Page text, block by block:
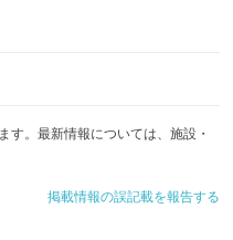
す。最新情報については、施設・
掲載情報の誤記載を報告する